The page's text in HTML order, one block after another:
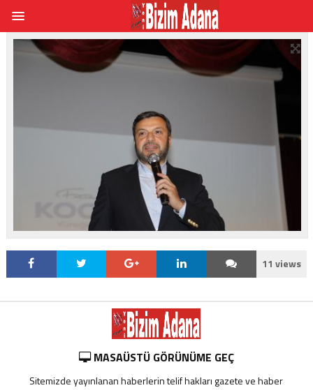
11 views
MASAÜSTÜ GÖRÜNÜME GEÇ
Sitemizde yayınlanan haberlerin telif hakları gazete ve haber